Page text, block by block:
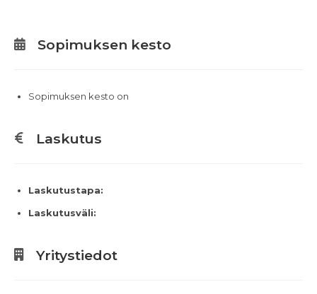
Sopimuksen kesto
Sopimuksen kesto on
Laskutus
Laskutustapa:
Laskutusväli:
Yritystiedot